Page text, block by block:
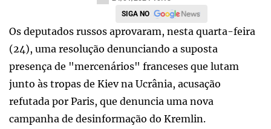
SIGA NO
Os deputados russos aprovaram, nesta quarta-feira
(24), uma resolução denunciando a suposta
presença de "mercenários" franceses que lutam
junto às tropas de Kiev na Ucrânia, acusação
refutada por Paris, que denuncia uma nova
campanha de desinformação do Kremlin.